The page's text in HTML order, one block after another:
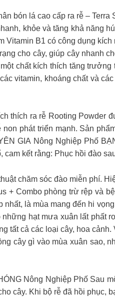
bón lá cao cấp ra rễ –
khỏe và tăng khả năng
Vitamin B1 có công dụng
cho cây, giúp cây nhanh
chất kích thích tăng
vitamin, khoáng chất và
thích ra rễ Rooting
phát triển mạnh. Sản
GIA Nông Nghiệp Phố
kết rằng: Phục hồi đào
chăm sóc đào miễn phí.
+ Combo phòng trừ rệp và
nhất, là mùa mang đến hi
hạt mưa xuân lất phất
tất cả các loại cây, hoa
cây gì vào mùa xuân sao,
Nông Nghiệp Phố Sau
cây. Khi bộ rễ đã hồi phục,